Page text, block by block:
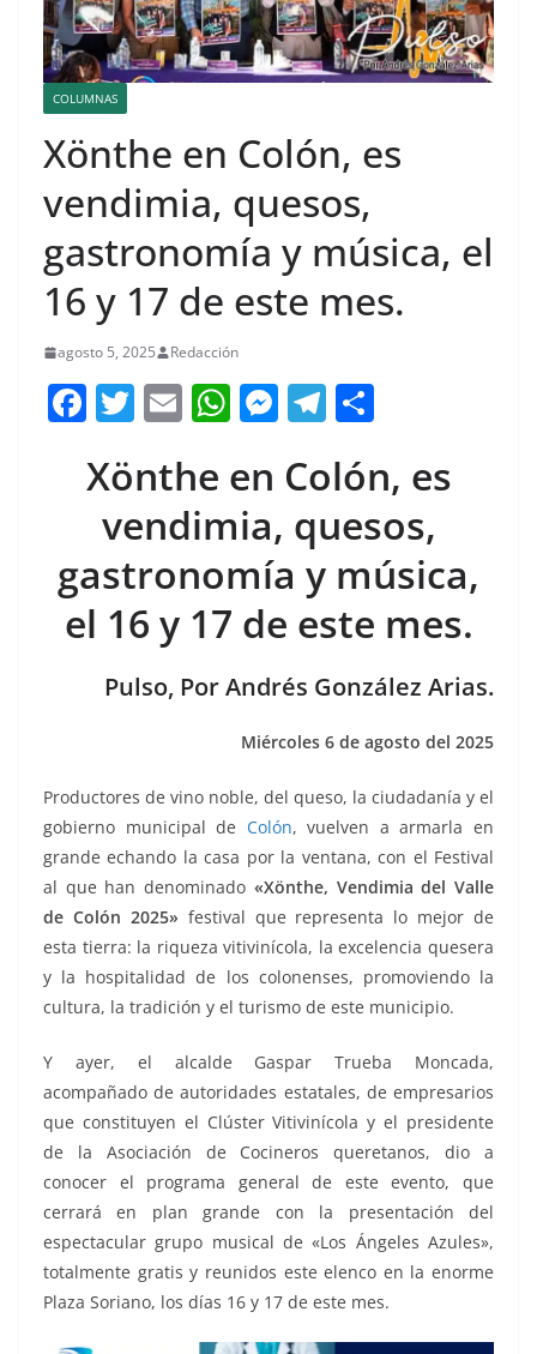
COLUMNAS
Xönthe en Colón, es
vendimia, quesos,
gastronomía y música, el
16 y 17 de este mes.
agosto 5, 2025 Redacción
F
c
e
b
o
o
k
T
itt
er
E
ai
l
W
at
s
A
p
p
M
ss
e
n
g
er
T
e
gr
a
m
m
p
ar
tir
Xönthe en Colón, es
vendimia, quesos,
gastronomía y música,
el 16 y 17 de este mes.
Pulso, Por Andrés González Arias.
Miércoles 6 de agosto del 2025
Productores de vino noble, del queso, la ciudadanía y el
gobierno municipal de Colón, vuelven a armarla en
grande echando la casa por la ventana, con el Festival
al que han denominado «Xönthe, Vendimia del Valle
de Colón 2025» festival que representa lo mejor de
esta tierra: la riqueza vitivinícola, la excelencia quesera
y la hospitalidad de los colonenses, promoviendo la
cultura, la tradición y el turismo de este municipio.
Y ayer, el alcalde Gaspar Trueba Moncada,
acompañado de autoridades estatales, de empresarios
que constituyen el Clúster Vitivinícola y el presidente
de la Asociación de Cocineros queretanos, dio a
conocer el programa general de este evento, que
cerrará en plan grande con la presentación del
espectacular grupo musical de «Los Ángeles Azules»,
totalmente gratis y reunidos este elenco en la enorme
Plaza Soriano, los días 16 y 17 de este mes.